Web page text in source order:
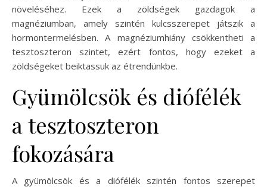
növeléséhez. Ezek a zöldségek gazdagok a
magnéziumban, amely szintén kulcsszerepet játszik a
hormontermelésben. A magnéziumhiány csökkentheti a
tesztoszteron szintet, ezért fontos, hogy ezeket a
zöldségeket beiktassuk az étrendünkbe.
Gyümölcsök és diófélék
a tesztoszteron
fokozására
A gyümölcsök és a diófélék szintén fontos szerepet